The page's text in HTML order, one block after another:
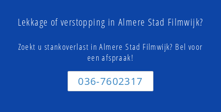
Lekkage of verstopping in Almere Stad Filmwijk?
Zoekt u stankoverlast in Almere Stad Filmwijk? Bel voor
een afspraak!
036-7602317